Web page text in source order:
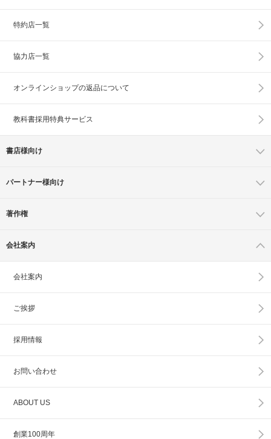
特約店一覧
協力店一覧
オンラインショップの返品について
教科書採用特典サービス
書店様向け
パートナー様向け
著作権
会社案内
会社案内
ご挨拶
採用情報
お問い合わせ
ABOUT US
創業100周年